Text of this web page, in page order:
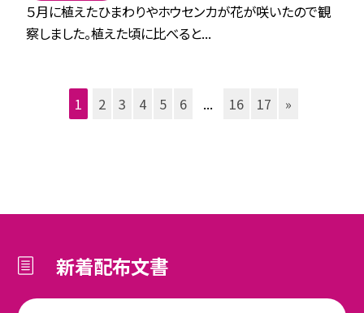
５月に植えたひまわりやホウセンカが花が咲いたので観
察しました。植えた頃に比べると...
1 2 3 4 5 6 ... 16 17 »
新着配布文書